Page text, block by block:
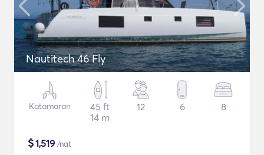
Nautitech 46 Fly
Katamaran
45 ft
14 m
12 6 8
$1,519 /nat